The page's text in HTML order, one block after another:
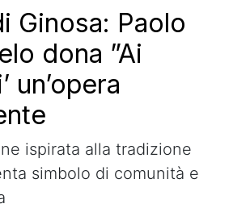
Ginosa: Paolo
dona ”Ai
un’opera
ispirata alla tradizione
simbolo di comunità e